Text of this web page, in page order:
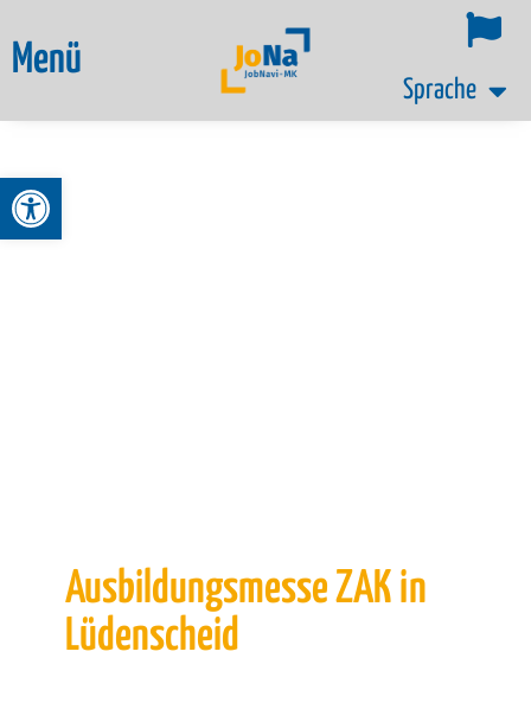
Werkzeugleiste öffnen
Menü
Sprache
Ausbildungsmesse ZAK in
Lüdenscheid